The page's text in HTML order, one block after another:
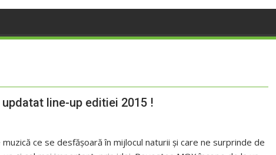
line-up editiei 2015 !
ce se desfășoară în mijlocul naturii și care ne surprinde de